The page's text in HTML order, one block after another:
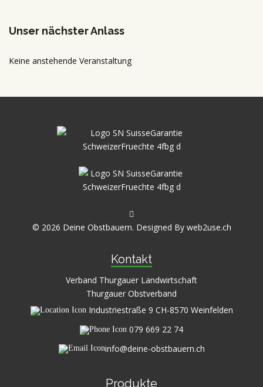
Unser nächster Anlass
Keine anstehende Veranstaltung
© 2026 Deine Obstbauern. Designed By web2use.ch
Kontakt
Verband Thurgauer Landwirtschaft
Thurgauer Obstverband
Industriestraße 9 CH-8570 Weinfelden
079 669 22 74
info@deine-obstbauern.ch
Produkte